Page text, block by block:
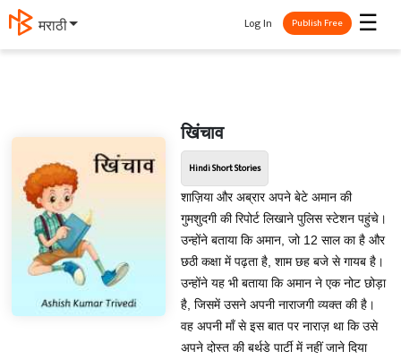
मराठी ☰
Log In Publish Free
खिंचाव
Hindi Short Stories
शाज़िया और अब्रार अपने बेटे अमान की
गुमशुदगी की रिपोर्ट लिखाने पुलिस स्टेशन पहुंचे।
उन्होंने बताया कि अमान, जो 12 साल का है और
छठी कक्षा में पढ़ता है, शाम छह बजे से गायब है।
उन्होंने यह भी बताया कि अमान ने एक नोट छोड़ा
है, जिसमें उसने अपनी नाराजगी व्यक्त की है।
वह अपनी माँ से इस बात पर नाराज़ था कि उसे
अपने दोस्त की बर्थडे पार्टी में नहीं जाने दिया